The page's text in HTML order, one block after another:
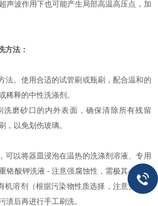
声波作用下也可能产生局部高温高压点，加
方法：
法。使用合适的试管刷或瓶刷，配合温和的
稀释的中性洗涤剂。
洗磨砂口的内外表面，确保清除所有残留
，以免划伤玻璃。
可以将器皿浸泡在温热的洗涤剂溶液、专用
铬酸钾洗液-注意强腐蚀性，需极其小心操
机溶剂（根据污染物性质选择，注意安全）
渍后再进行手工刷洗。